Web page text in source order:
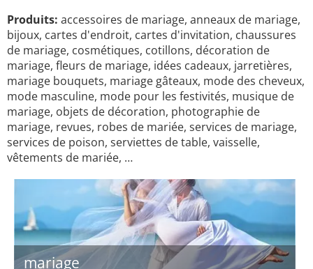
Produits: accessoires de mariage, anneaux de mariage,
bijoux, cartes d'endroit, cartes d'invitation, chaussures
de mariage, cosmétiques, cotillons, décoration de
mariage, fleurs de mariage, idées cadeaux, jarretières,
mariage bouquets, mariage gâteaux, mode des cheveux,
mode masculine, mode pour les festivités, musique de
mariage, objets de décoration, photographie de
mariage, revues, robes de mariée, services de mariage,
services de poison, serviettes de table, vaisselle,
vêtements de mariée, …
mariage